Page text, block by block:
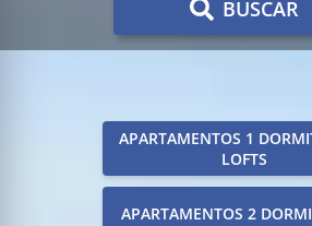
BUSCAR
APARTAMENTOS 1
LOFTS
APARTAMENTOS 2